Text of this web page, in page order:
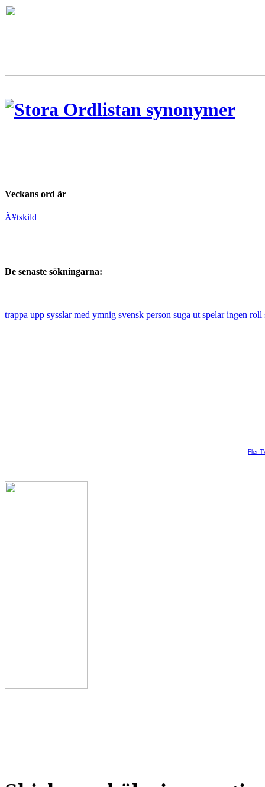
Veckans ord är
Ã¥tskild
De senaste sökningarna:
trappa upp sysslar med ymnig svensk person suga ut spelar ingen roll
Fler